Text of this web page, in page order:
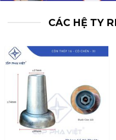
CÁC HỆ TY